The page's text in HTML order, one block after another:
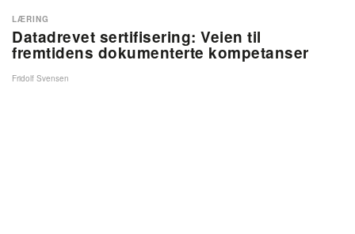
Datadrevet sertifisering: Veien til
fremtidens dokumenterte kompetanser
LÆRING
Fridolf Svensen